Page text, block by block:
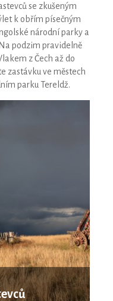
se zkušeným
k obřím písečným
národní parky a
podzim pravidelně
z Čech až do
zastávku ve městech
parku Tereldž.